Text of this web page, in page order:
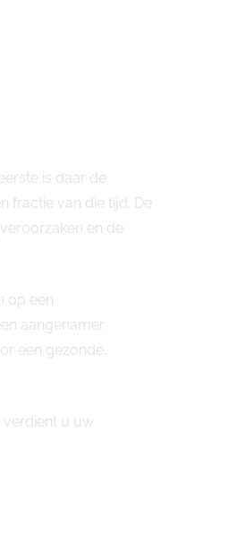
is daar de
fractie van die tijd. De
en de
op een
aangenamer
een gezonde,
verdient u uw